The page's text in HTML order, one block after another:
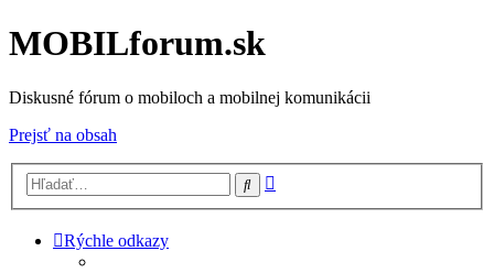
MOBILforum.sk
Diskusné fórum o mobiloch a mobilnej komunikácii
Prejsť na obsah
Hľadať
Rýchle odkazy